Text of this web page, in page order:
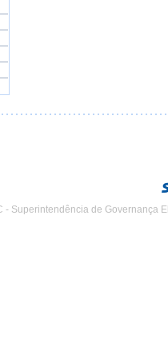
- Superintendência de Governança